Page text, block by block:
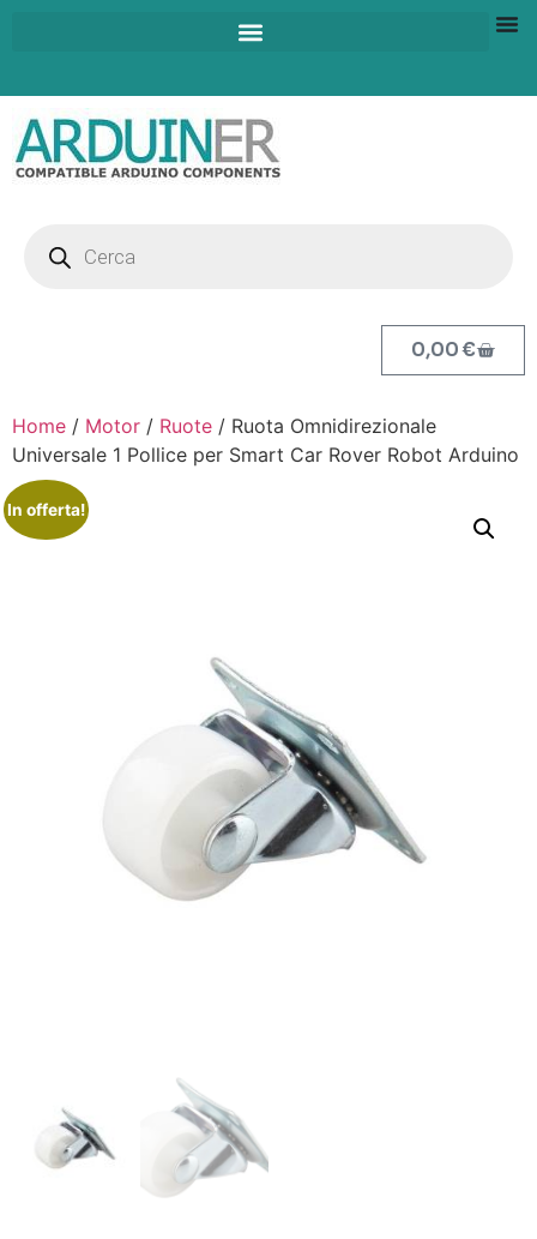
0,00€
Home / Motor / Ruote / Ruota Omnidirezionale
Universale 1 Pollice per Smart Car Rover Robot Arduino
In offerta!